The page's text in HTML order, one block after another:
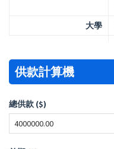
大學
供款計算機
總供款 ($)